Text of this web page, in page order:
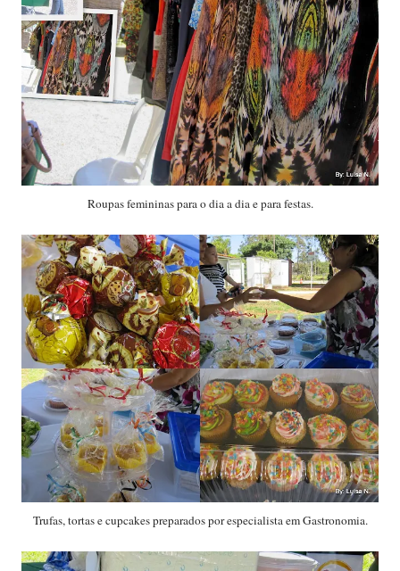
Roupas femininas para o dia a dia e para festas.
Trufas, tortas e cupcakes preparados por especialista em Gastronomia.